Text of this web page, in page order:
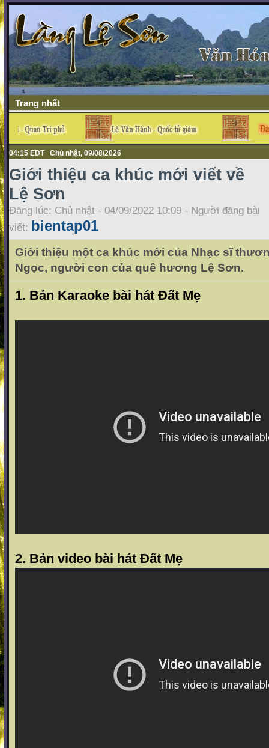
Trang nhất
04:15 EDT Chủ nhật, 09/08/2026
Giới thiệu ca khúc mới viết về
Lệ Sơn
Đăng lúc: Chủ nhật - 04/09/2022 10:09 - Người đăng bài
viết: bientap01
Giới thiệu một ca khúc mới của Nhạc sĩ
Ngọc, người con của quê hương Lệ Sơn.
1. Bản Karaoke bài hát Đất Mẹ
2. Bản video bài hát Đất Mẹ